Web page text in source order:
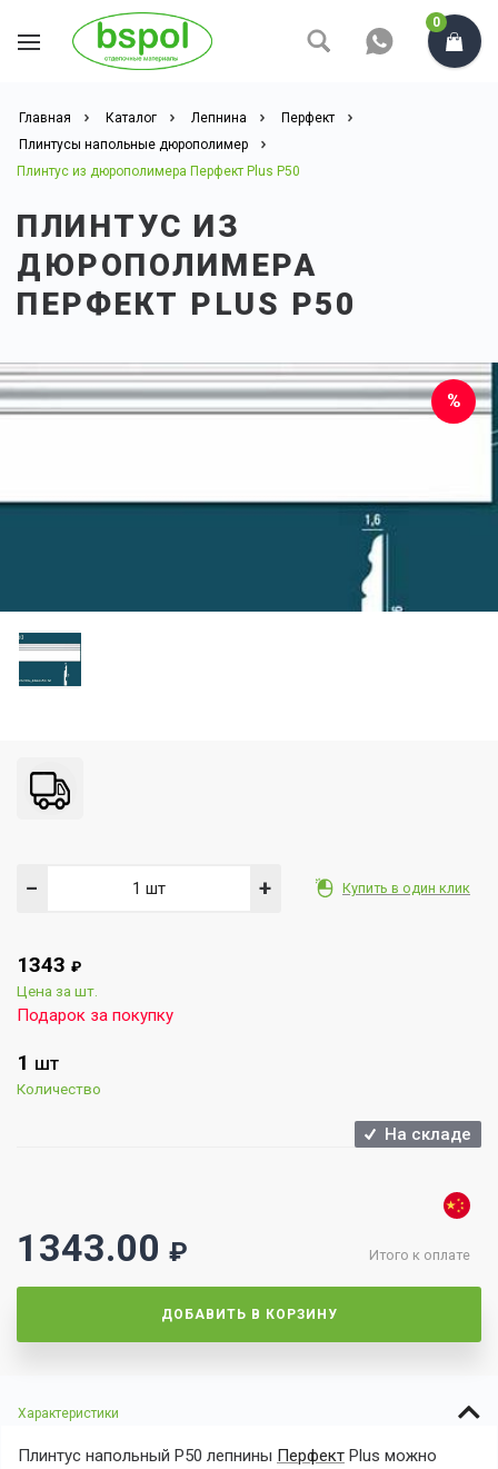
0
Главная Каталог Лепнина
Перфект
Плинтусы напольные дюрополимер
Плинтус из дюрополимера Перфект Plus P50
ПЛИНТУС ИЗ
ДЮРОПОЛИМЕРА
ПЕРФЕКТ PLUS P50
Купить в один клик
− +
1343 ₽
Цена за шт.
Подарок за покупку
1 ШТ
Количество
На складе
Итого к оплате
1343.00 ₽
ДОБАВИТЬ В КОРЗИНУ
Характеристики
Плинтус напольный P50 лепнины Перфект Plus можно